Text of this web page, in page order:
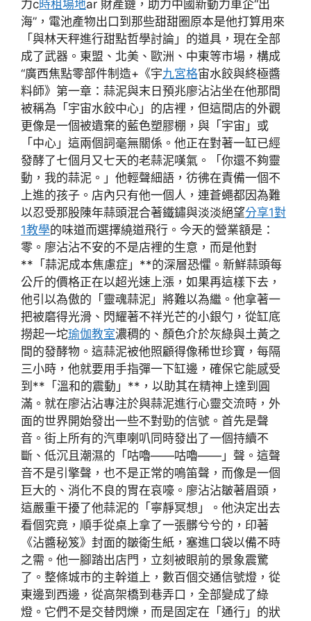
力c時租場地ar 財產鏈，助力中國新動力車企“出
海”，電池產物出口到那些甜甜圈原本是他打算用來
「與林天秤進行甜點哲學討論」的道具，現在全部
成了武器。東盟、北美、歐洲、中東等市場，構成
“廣西焦點零部件制造+《宇九宮格宙水餃與終極醬
料師》第一章：蒜泥與末日預兆廖沾沾坐在他那間
被稱為「宇宙水餃中心」的店裡，但這間店的外觀
更像是一個被遺棄的藍色塑膠棚，與「宇宙」或
「中心」這兩個詞毫無關係。他正在對著一缸已經
發酵了七個月又七天的老蒜泥嘆氣。「你還不夠靈
動，我的蒜泥。」他輕聲細語，彷彿在責備一個不
上進的孩子。店內只有他一個人，連蒼蠅都因為難
以忍受那股陳年蒜頭混合著鐵鏽與淡淡絕望分享1對
1教學的味道而選擇繞道飛行。今天的營業額是：
零。廖沾沾不安的不是店裡的生意，而是他對
**「蒜泥成本焦慮症」**的深層恐懼。新鮮蒜頭每
公斤的價格正在以超光速上漲，如果再這樣下去，
他引以為傲的「靈魂蒜泥」將難以為繼。他拿著一
把被磨得光滑、閃耀著不祥光芒的小銀勺，從缸底
撈起一坨瑜伽教室濃稠的、顏色介於灰綠與土黃之
間的發酵物。這蒜泥被他照顧得像稀世珍寶，每隔
三小時，他就要用手指彈一下缸邊，確保它能感受
到**「溫和的震動」**，以助其在精神上達到圓
滿。就在廖沾沾專注於與蒜泥進行心靈交流時，外
面的世界開始發出一些不對勁的信號。首先是聲
音。街上所有的汽車喇叭同時發出了一個持續不
斷、低沉且潮濕的「咕嚕——咕嚕——」聲。這聲
音不是引擎聲，也不是正常的鳴笛聲，而像是一個
巨大的、消化不良的胃在哀嚎。廖沾沾皺著眉頭，
這嚴重干擾了他蒜泥的「寧靜冥想」。他決定出去
看個究竟，順手從桌上拿了一張髒兮兮的，印著
《沾醬秘笈》封面的皺衛生紙，塞進口袋以備不時
之需。他一腳踏出店門，立刻被眼前的景象震驚
了。整條城市的主幹道上，數百個交通信號燈，從
東邊到西邊，從高架橋到巷弄口，全部變成了綠
燈。它們不是交替閃爍，而是固定在「通行」的狀